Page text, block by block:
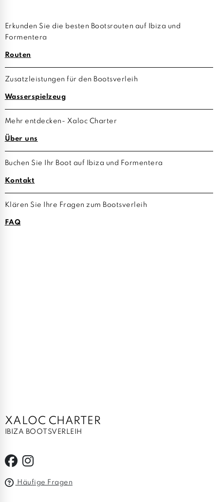
Erkunden Sie die besten Bootsrouten auf Ibiza und
Formentera
Routen
Zusatzleistungen für den Bootsverleih
Wasserspielzeug
Mehr entdecken- Xaloc Charter
Über uns
Buchen Sie Ihr Boot auf Ibiza und Formentera
Kontakt
Klären Sie Ihre Fragen zum Bootsverleih
FAQ
XALOC CHARTER
IBIZA BOOTSVERLEIH
Häufige Fragen